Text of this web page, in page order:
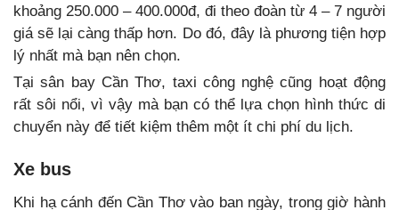
khoảng 250.000 – 400.000đ, đi theo đoàn từ 4 – 7 người
giá sẽ lại càng thấp hơn. Do đó, đây là phương tiện hợp
lý nhất mà bạn nên chọn.
Tại sân bay Cần Thơ, taxi công nghệ cũng hoạt động
rất sôi nổi, vì vậy mà bạn có thể lựa chọn hình thức di
chuyển này để tiết kiệm thêm một ít chi phí du lịch.
Xe bus
Khi hạ cánh đến Cần Thơ vào ban ngày, trong giờ hành